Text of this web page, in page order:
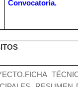
Convocatoria.